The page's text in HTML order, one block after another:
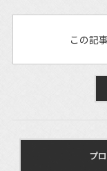
この記
プ